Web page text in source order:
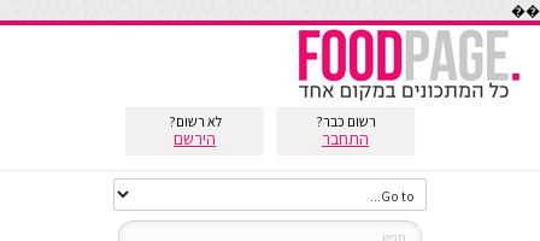
��
רשום כבר?
התחבר
לא רשום?
הירשם